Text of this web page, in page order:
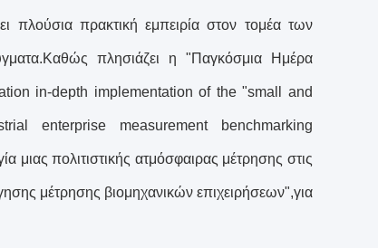
πρακτική εμπειρία στον τομέα των
πλησιάζει η "Παγκόσμια Ημέρα
in-depth implementation of the "small and
enterprise measurement benchmarking
πολιτιστικής ατμόσφαιρας μέτρησης στις
μέτρησης βιομηχανικών επιχειρήσεων",για